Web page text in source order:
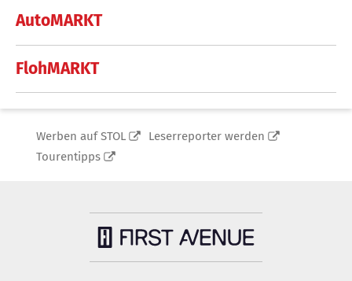
AutoMARKT
FlohMARKT
Werben auf STOL
Leserreporter werden
Tourentipps